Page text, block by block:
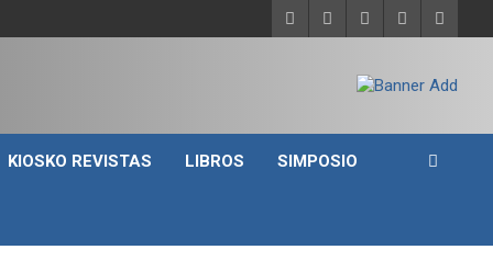
KIOSKO REVISTAS LIBROS SIMPOSIO